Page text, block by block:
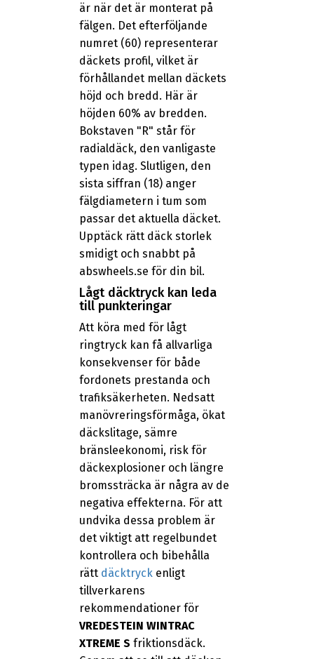
är när det är monterat på
fälgen. Det efterföljande
numret (60) representerar
däckets profil, vilket är
förhållandet mellan däckets
höjd och bredd. Här är
höjden 60% av bredden.
Bokstaven "R" står för
radialdäck, den vanligaste
typen idag. Slutligen, den
sista siffran (18) anger
fälgdiametern i tum som
passar det aktuella däcket.
Upptäck rätt däck storlek
smidigt och snabbt på
abswheels.se för din bil.
Lågt däcktryck kan leda
till punkteringar
Att köra med för lågt
ringtryck kan få allvarliga
konsekvenser för både
fordonets prestanda och
trafiksäkerheten. Nedsatt
manövreringsförmåga, ökat
däckslitage, sämre
bränsleekonomi, risk för
däckexplosioner och längre
bromssträcka är några av de
negativa effekterna. För att
undvika dessa problem är
det viktigt att regelbundet
kontrollera och bibehålla
rätt däcktryckenligt
tillverkarens
rekommendationer för
VREDESTEIN WINTRAC
XTREME S friktionsdäck.